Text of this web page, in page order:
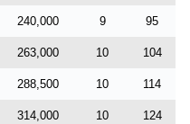
240,000 9 95
263,000 10 104
288,500 10 114
314,000 10 124